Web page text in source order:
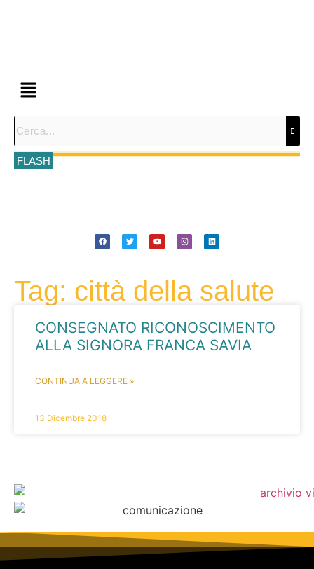
FLASH
Tag: città della salute
CONSEGNATO RICONOSCIMENTO
ALLA SIGNORA FRANCA SAVIA
CONTINUA A LEGGERE »
13 Dicembre 2018